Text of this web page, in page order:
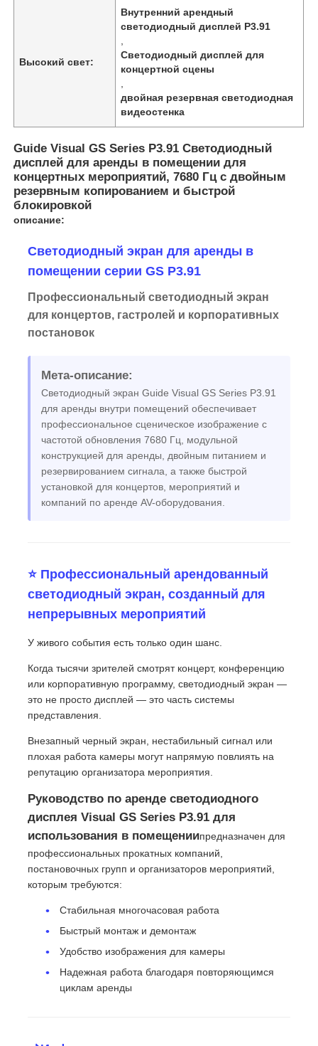
Домой
Продукты
Видео
О нас
Контроль качества
Новости
Случаи
Запросить расценки
Светодиодный видеостенный дисплей
Светодиодный экран дисплея
Аренда экрана с светодиодными экранами
Светодиодная видеостена COB
Высокий свет:
Внутренний арендный
светодиодный дисплей P3.91
Светодиодный дисплей для
концертной сцены
двойная резервная светодиодная
видеостенка
Guide Visual GS Series P3.91 Светодиодный
дисплей для аренды в помещении для
концертных мероприятий, 7680 Гц с двойным
резервным копированием и быстрой
блокировкой
описание:
Светодиодный экран для аренды в
помещении серии GS P3.91
Профессиональный светодиодный экран
для концертов, гастролей и корпоративных
постановок
Мета-описание:
Светодиодный экран Guide Visual GS Series P3.91
для аренды внутри помещений обеспечивает
профессиональное сценическое изображение с
частотой обновления 7680 Гц, модульной
конструкцией для аренды, двойным питанием и
резервированием сигнала, а также быстрой
установкой для концертов, мероприятий и
компаний по аренде AV-оборудования.
⭐ Профессиональный арендованный
светодиодный экран, созданный для
непрерывных мероприятий
У живого события есть только один шанс.
Когда тысячи зрителей смотрят концерт, конференцию
или корпоративную программу, светодиодный экран —
это не просто дисплей — это часть системы
представления.
Внезапный черный экран, нестабильный сигнал или
плохая работа камеры могут напрямую повлиять на
репутацию организатора мероприятия.
Руководство по аренде светодиодного
дисплея Visual GS Series P3.91 для
использования в помещениипредназначен для
профессиональных прокатных компаний,
постановочных групп и организаторов мероприятий,
которым требуются:
Стабильная многочасовая работа
Быстрый монтаж и демонтаж
Удобство изображения для камеры
Надежная работа благодаря повторяющимся
циклам аренды